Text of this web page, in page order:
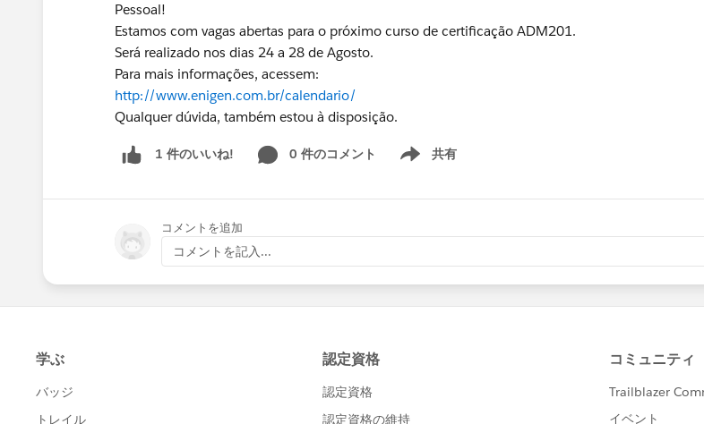
Pessoal!
Estamos com vagas abertas para o próximo curso de certificação ADM201.
Será realizado nos dias 24 a 28 de Agosto.
Para mais informações, acessem:
http://www.enigen.com.br/calendario/
Qualquer dúvida, também estou à disposição.
1 件のいいね! 0 件のコメント 共有
Show menu
コメントを追加
コメントを記入...